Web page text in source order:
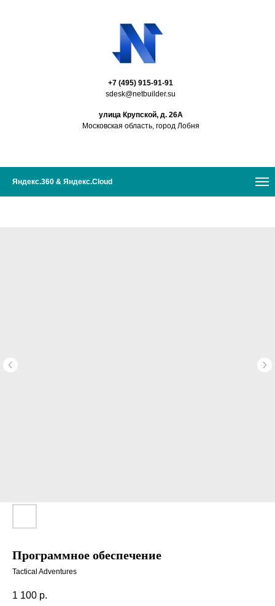
+7 (495) 915-91-91
sdesk@netbuilder.su
улица Крупской, д. 26А
Московская область, город Лобня
Яндекс.360 & Яндекс.Cloud
Программное обеспечение
Tactical Adventures
1 100 р.